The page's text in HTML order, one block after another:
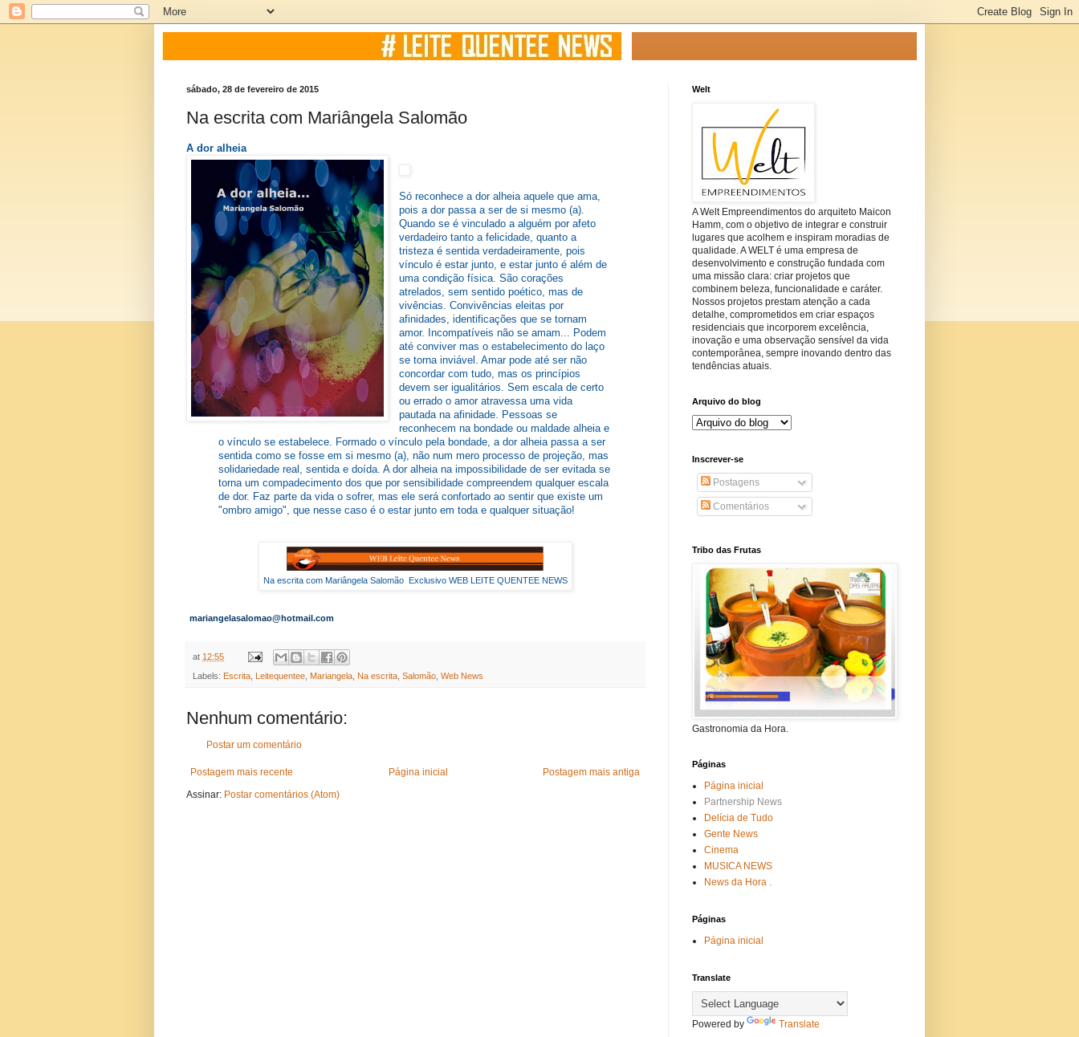
sábado, 28 de fevereiro de 2015
Na escrita com Mariângela Salomão
A dor alheia
Só reconhece a dor alheia aquele que ama,
pois a dor passa a ser de si mesmo (a).
Quando se é vinculado a alguém por afeto
verdadeiro tanto a felicidade, quanto a
tristeza é sentida verdadeiramente, pois
vínculo é estar junto, e estar junto é além de
uma condição física. São corações
atrelados, sem sentido poético, mas de
vivências. Convivências eleitas por
afinidades, identificações que se tornam
amor. Incompatíveis não se amam... Podem
até conviver mas o estabelecimento do laço
se torna inviável. Amar pode até ser não
concordar com tudo, mas os princípios
devem ser igualitários. Sem escala de certo
ou errado o amor atravessa uma vida
pautada na afinidade. Pessoas se
reconhecem na bondade ou maldade alheia e
o vínculo se estabelece. Formado o vínculo pela bondade, a dor alheia passa a ser
sentida como se fosse em si mesmo (a), não num mero processo de projeção, mas
solidariedade real, sentida e doída. A dor alheia na impossibilidade de ser evitada se
torna um compadecimento dos que por sensibilidade compreendem qualquer escala
de dor. Faz parte da vida o sofrer, mas ele será confortado ao sentir que existe um
"ombro amigo", que nesse caso é o estar junto em toda e qualquer situação!
Na escrita com Mariângela Salomão Exclusivo WEB LEITE QUENTEE NEWS
mariangelasalomao@hotmail.com
at 12:55
Labels: Escrita Leitequentee Mariangela Na escrita Salomão Web News
Nenhum comentário:
Postar um comentário
Postagem mais recente Postagem mais antiga
Página inicial
Assinar: Postar comentários (Atom)
Welt
A Welt Empreendimentos do arquiteto Maicon
Hamm, com o objetivo de integrar e construir
lugares que acolhem e inspiram moradias de
qualidade. A WELT é uma empresa de
desenvolvimento e construção fundada com
uma missão clara: criar projetos que
combinem beleza, funcionalidade e caráter.
Nossos projetos prestam atenção a cada
detalhe, comprometidos em criar espaços
residenciais que incorporem excelência,
inovação e uma observação sensível da vida
contemporânea, sempre inovando dentro das
tendências atuais.
Arquivo do blog
Inscrever-se
Postagens
Comentários
Tribo das Frutas
Gastronomia da Hora.
Páginas
Página inicial
Partnership News
Delícia de Tudo
Gente News
Cinema
MUSICA NEWS
News da Hora .
Páginas
Página inicial
Translate
Powered by Translate